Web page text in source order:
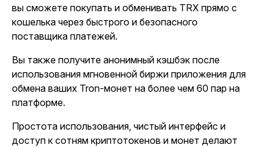
вы сможете покупать и обменивать TRX прямо с
кошелька через быстрого и безопасного
поставщика платежей.
Вы также получите анонимный кэшбэк после
использования мгновенной биржи приложения для
обмена ваших Tron-монет на более чем 60 пар на
платформе.
Простота использования, чистый интерфейс и
доступ к сотням криптотокенов и монет делают